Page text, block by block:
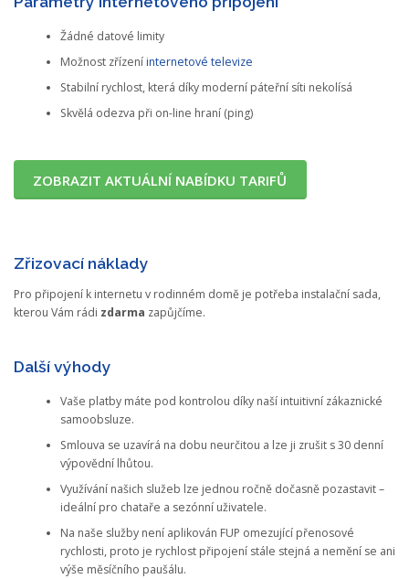
Žádné datové limity
Možnost zřízeníinternetové televize
Stabilní rychlost, která díky moderní páteřní síti nekolísá
Skvělá odezva při on-line hraní (ping)
ZOBRAZIT AKTUÁLNÍ NABÍDKU TARIFŮ
Zřizovací náklady
Pro připojení k internetu v rodinném domě je potřeba instalační sada,
kterou Vám rádi zdarma zapůjčíme.
Další výhody
Vaše platby máte pod kontrolou díky naší intuitivní zákaznické
samoobsluze.
Smlouva se uzavírá na dobu neurčitou a lze ji zrušit s 30 denní
výpovědní lhůtou.
Využívání našich služeb lze jednou ročně dočasně pozastavit –
ideální pro chataře a sezónní uživatele.
Na naše služby není aplikován FUP omezující přenosové
rychlosti, proto je rychlost připojení stále stejná a nemění se ani
výše měsíčního paušálu.